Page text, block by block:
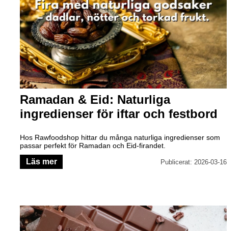
Ramadan & Eid: Naturliga
ingredienser för iftar och festbord
Hos Rawfoodshop hittar du många naturliga ingredienser som
passar perfekt för Ramadan och Eid-firandet.
Läs mer Publicerat: 2026-03-16